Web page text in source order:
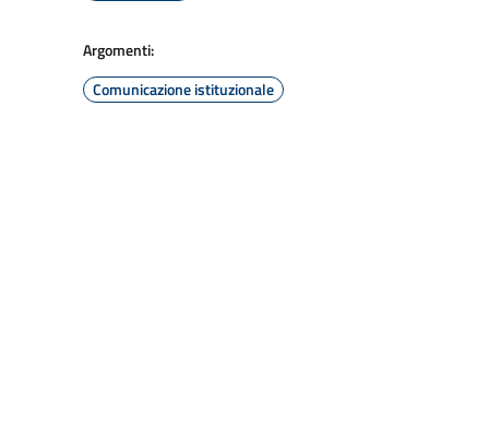
Argomenti:
Comunicazione istituzionale